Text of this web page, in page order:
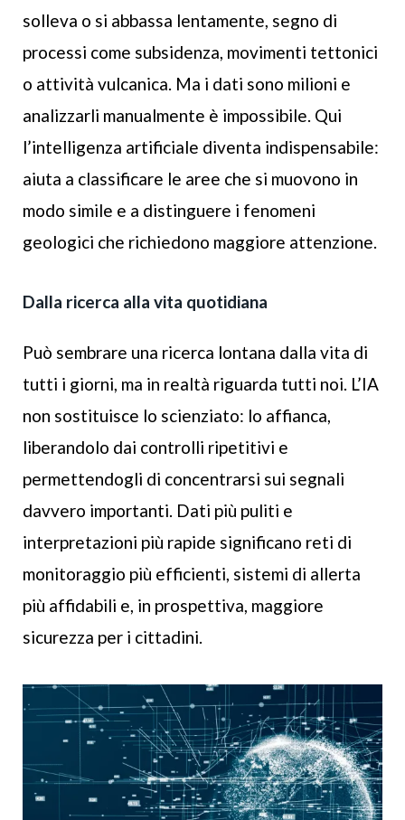
solleva o si abbassa lentamente, segno di
processi come subsidenza, movimenti tettonici
o attività vulcanica. Ma i dati sono milioni e
analizzarli manualmente è impossibile. Qui
l’intelligenza artificiale diventa indispensabile:
aiuta a classificare le aree che si muovono in
modo simile e a distinguere i fenomeni
geologici che richiedono maggiore attenzione.
Dalla ricerca alla vita quotidiana
Può sembrare una ricerca lontana dalla vita di
tutti i giorni, ma in realtà riguarda tutti noi. L’IA
non sostituisce lo scienziato: lo affianca,
liberandolo dai controlli ripetitivi e
permettendogli di concentrarsi sui segnali
davvero importanti. Dati più puliti e
interpretazioni più rapide significano reti di
monitoraggio più efficienti, sistemi di allerta
più affidabili e, in prospettiva, maggiore
sicurezza per i cittadini.